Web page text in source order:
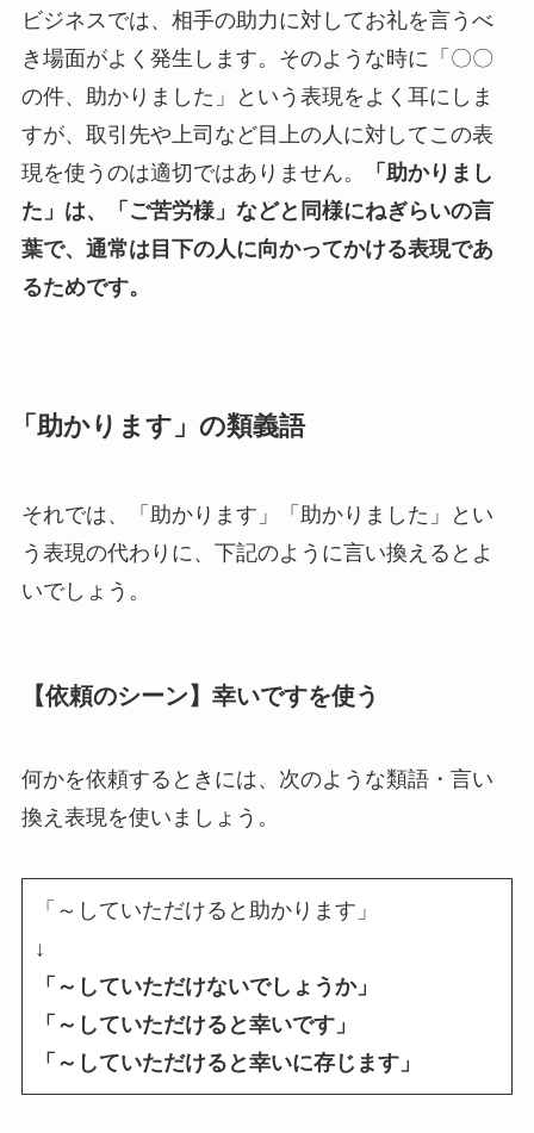
ビジネスでは、相手の助力に対してお礼を言うべ
き場面がよく発生します。そのような時に「〇〇
の件、助かりました」という表現をよく耳にしま
すが、取引先や上司など目上の人に対してこの表
現を使うのは適切ではありません。
「助かりまし
た」は、「ご苦労様」などと同様にねぎらいの言
葉で、通常は目下の人に向かってかける表現であ
るためです。
「助かります」の類義語
それでは、「助かります」「助かりました」とい
う表現の代わりに、下記のように言い換えるとよ
いでしょう。
【依頼のシーン】幸いですを使う
何かを依頼するときには、次のような類語・言い
換え表現を使いましょう。
「～していただけると助かります」
↓
「～していただけないでしょうか」
「～していただけると幸いです」
「～していただけると幸いに存じます」